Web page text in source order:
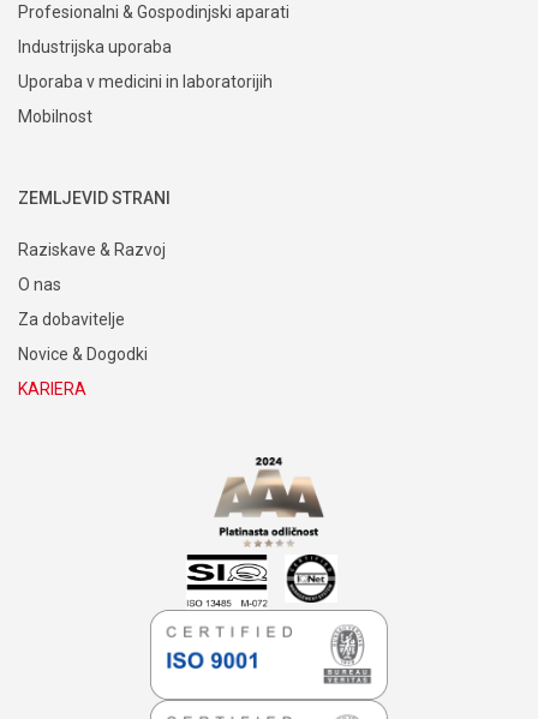
Profesionalni & Gospodinjski aparati
Industrijska uporaba
Uporaba v medicini in laboratorijih
Mobilnost
ZEMLJEVID STRANI
Raziskave & Razvoj
O nas
Za dobavitelje
Novice & Dogodki
KARIERA